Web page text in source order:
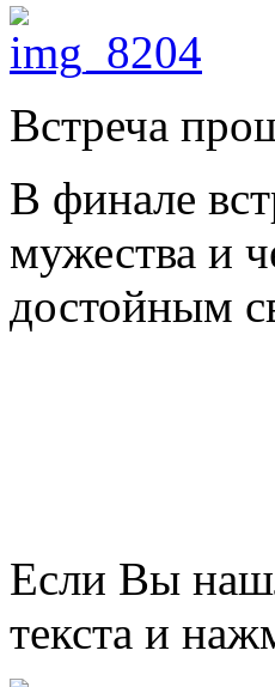
Встреча
В финале
мужества и
достойным
Если Вы
текста и